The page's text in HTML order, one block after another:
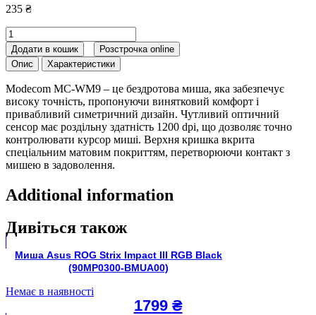
235 ₴
Миша
бездротова
Modecom
MC-
WM9
Black
(M-
MC-
0WM9-
100)
quantity
Додати в кошик
Розстрочка online
Опис
Характеристики
Modecom MC-WM9 – це бездротова миша, яка забезпечує
високу точність, пропонуючи винятковий комфорт і
привабливий симетричний дизайн. Чутливий оптичний
сенсор має роздільну здатність 1200 dpi, що дозволяє точно
контролювати курсор миші. Верхня кришка вкрита
спеціальним матовим покриттям, перетворюючи контакт з
мишею в задоволення.
Additional information
Дивіться також
Миша Asus ROG Strix Impact III RGB Black
(90MP0300-BMUA00)
Немає в наявності
1799 ₴